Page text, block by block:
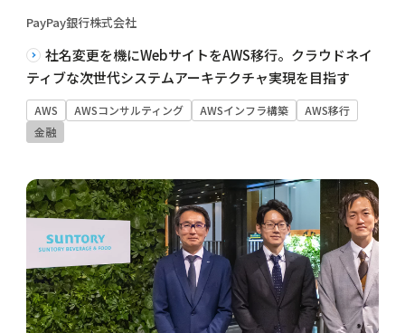
PayPay銀行株式会社
社名変更を機にWebサイトをAWS移行。クラウドネイ
ティブな次世代システムアーキテクチャ実現を目指す
AWS AWSコンサルティング AWSインフラ構築
AWS移行
金融